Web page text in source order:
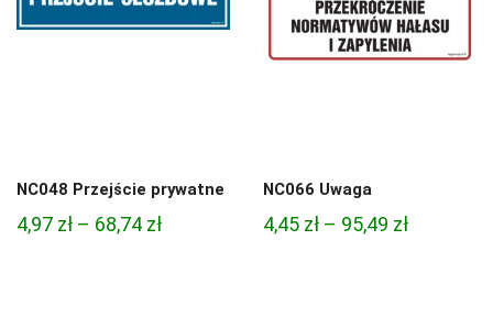
NC048 Przejście prywatne
4,97 zł – 68,74 złZakres
NC066 Uwaga
4,45 zł – 95,49 złZakres